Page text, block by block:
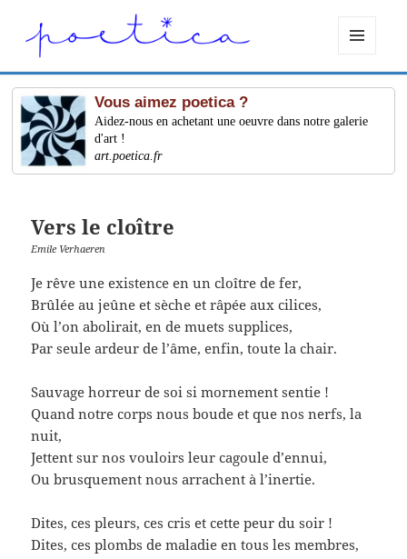
ET
WIDGETS
Vous aimez poetica ?
Aidez-nous en achetant une oeuvre dans notre galerie
d'art !
art.poetica.fr
Vers le cloître
Emile Verhaeren
Je rêve une existence en un cloître de fer,
Brûlée au jeûne et sèche et râpée aux cilices,
Où l’on abolirait, en de muets supplices,
Par seule ardeur de l’âme, enfin, toute la chair.
Sauvage horreur de soi si mornement sentie !
Quand notre corps nous boude et que nos nerfs, la
nuit,
Jettent sur nos vouloirs leur cagoule d’ennui,
Ou brusquement nous arrachent à l’inertie.
Dites, ces pleurs, ces cris et cette peur du soir !
Dites, ces plombs de maladie en tous les membres,